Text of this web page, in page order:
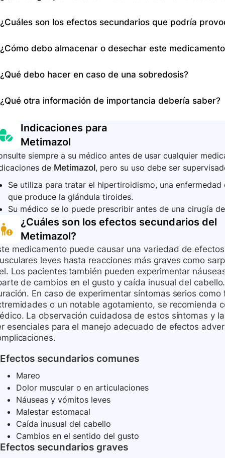
cerca la hora de la siguiente dosis, omita la dosis
¿Cuáles son los efectos secundarios que podría
caída inusual del cabello, cambios en el sentido del
adormecimiento en manos o pies, debilidad, color
¿Cómo debo almacenar o desechar este
proporcionada, pero es importante seguir las
¿Qué debo hacer en caso de una sobredosis?
la dosis recomendada por su médico y seguir las
¿Qué otra información de importancia debería saber?
si está en tratamiento con metimazol y comunicar
embarazada. Además, informe siempre a su médico
tomando para evitar interacciones peligrosas.
Indicaciones para
Metimazol
siempre a su médico antes de usar cualquier
de Metimazol, pero su uso debe ser
Se utiliza para tratar el hipertiroidismo, una
que produce la glándula tiroides.
Su médico se lo puede prescribir antes de una cirugía
¿Cuáles son los efectos secundarios del
Metimazol?
medicamento puede causar una variedad de
leves hasta reacciones más graves como
Los pacientes también pueden experimentar
de cambios en el gusto y caída inusual del
En caso de experimentar síntomas serios
o un notable agotamiento, se recomienda
La observación cuidadosa de estos síntomas y
esenciales para el manejo adecuado de efectos
Efectos secundarios comunes
Mareo
Dolor muscular o en articulaciones
Náuseas y vómitos leves
Malestar estomacal
Caída inusual del cabello
Cambios en el sentido del gusto
Efectos secundarios graves